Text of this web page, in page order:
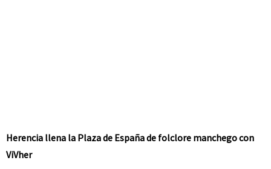
Herencia llena la Plaza de España de folclore manchego con
ViVher